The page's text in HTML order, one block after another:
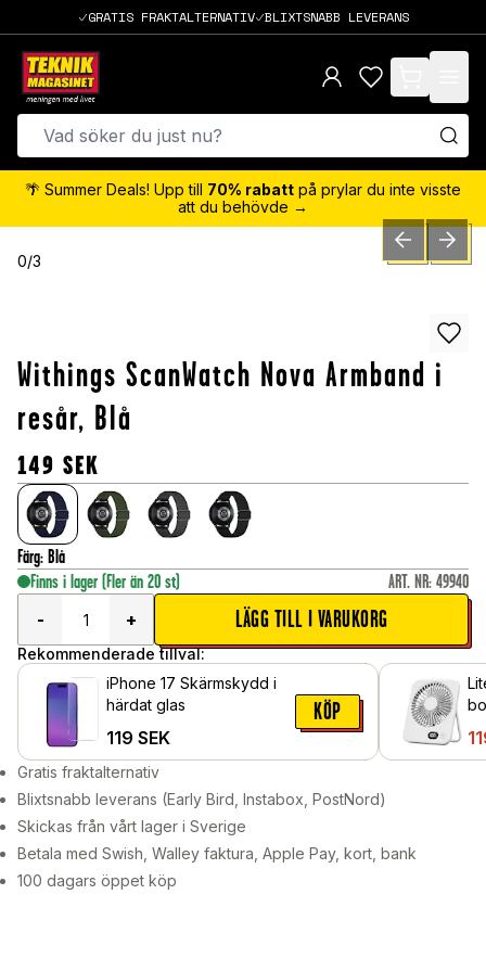
GRATIS FRAKTALTERNATIV BLIXTSNABB LEVERANS
items in cart,
🌴 Summer Deals! Upp till 70% rabatt på prylar du inte visste
att du behövde →
0/3 PREVIOUSNEXT
Withings ScanWatch Nova Armband i
resår, Blå
149 SEK
Färg: Blå
Finns i lager (Fler än 20 st) ART. NR: 49940
-
+ LÄGG TILL I VARUKORG
Rekommenderade tillval:
iPhone 17 Skärmskydd i
härdat glas
119 SEK
KÖP
Gratis fraktalternativ
Blixtsnabb leverans (Early Bird, Instabox, PostNord)
Skickas från vårt lager i Sverige
Betala med Swish, Walley faktura, Apple Pay, kort, bank
100 dagars öppet köp